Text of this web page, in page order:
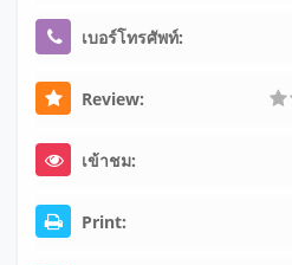
เบอร์โทรศัพท์:
Review:
เข้าชม:
Print: